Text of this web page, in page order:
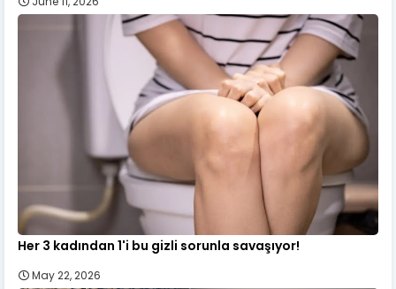
Her 3 kadından 1'i bu gizli sorunla savaşıyor!
May 22, 2026